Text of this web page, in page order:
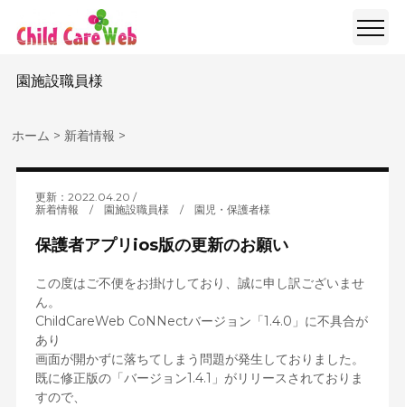
園施設職員様
ホーム > 新着情報 >
更新：2022.04.20
新着情報 / 園施設職員様 / 園児・保護者様
保護者アプリios版の更新のお願い
この度はご不便をお掛けしており、誠に申し訳ございませ
ん。
ChildCareWeb CoNNectバージョン「1.4.0」に不具合が
あり
画面が開かずに落ちてしまう問題が発生しておりました。
既に修正版の「バージョン1.4.1」がリリースされておりま
すので、